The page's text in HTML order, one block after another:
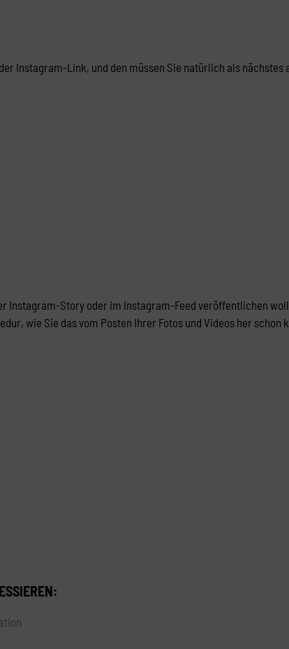
Instagram-Link, und den müssen Sie natürlich als nächstes
Instagram-Story oder im Instagram-Feed veröffentlichen
wie Sie das vom Posten Ihrer Fotos und Videos her schon